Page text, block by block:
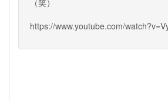
（笑）
https://www.youtube.com/